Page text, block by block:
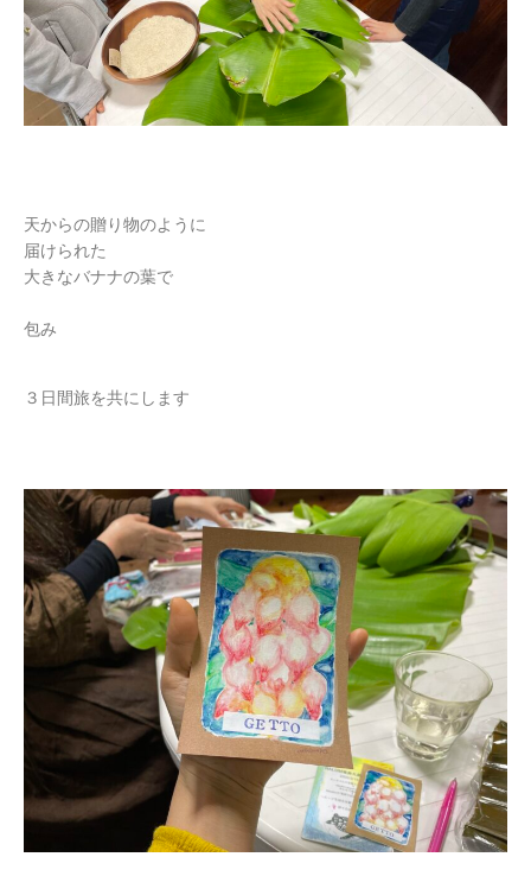
天からの贈り物のように
届けられた
大きなバナナの葉で
包み
３日間旅を共にします